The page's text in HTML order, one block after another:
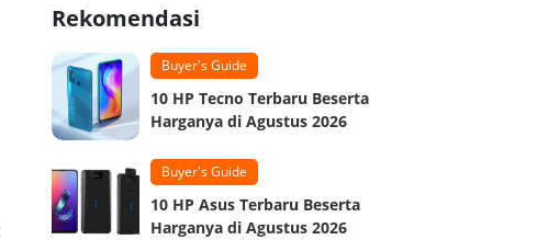
Rekomendasi
Buyer's Guide
10 HP Tecno Terbaru Beserta
Harganya di Agustus 2026
Buyer's Guide
10 HP Asus Terbaru Beserta
Harganya di Agustus 2026